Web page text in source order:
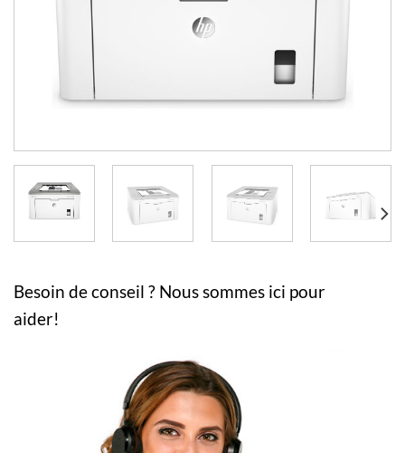
Besoin de conseil ? Nous sommes ici pour
aider!